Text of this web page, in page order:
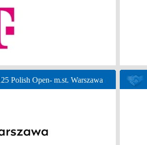
Polish Open- m.st. Warszawa